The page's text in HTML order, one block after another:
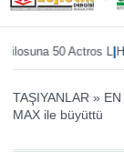
50 Actros L|
TAŞIYANLAR »
MAX ile büyüttü